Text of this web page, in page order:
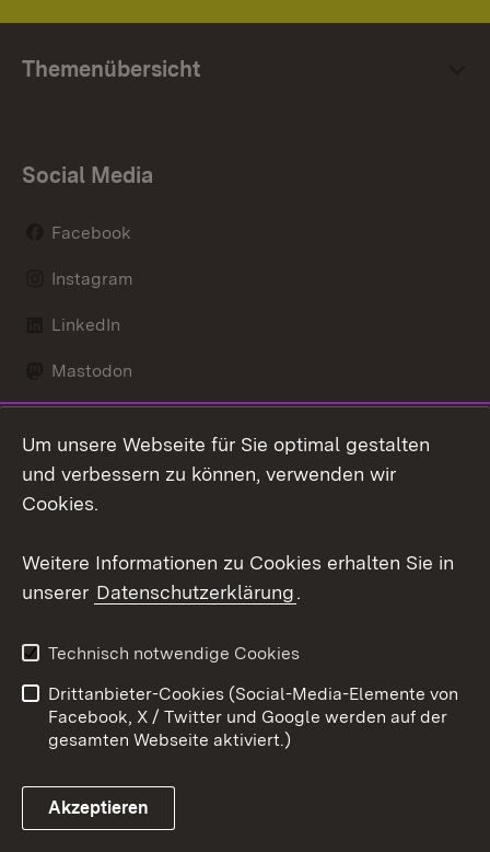
Themenübersicht
Social Media
Facebook
Instagram
LinkedIn
Mastodon
X / Twitter
Youtube
Link zum Landesportal
Kontakt
Datenschutz
Barrierefreiheit
Impressum Cookies
Um unsere Webseite für Sie optimal gestalten
und verbessern zu können, verwenden wir
Cookies.
Weitere Informationen zu Cookies erhalten Sie in
unserer Datenschutzerklärung.
Technisch notwendige Cookies
Drittanbieter-Cookies (Social-Media-Elemente von
Facebook, X / Twitter und Google werden auf der
gesamten Webseite aktiviert.)
Akzeptieren